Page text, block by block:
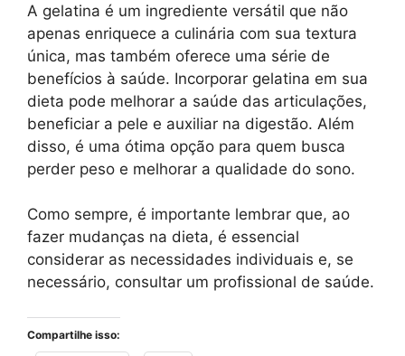
A gelatina é um ingrediente versátil que não
apenas enriquece a culinária com sua textura
única, mas também oferece uma série de
benefícios à saúde. Incorporar gelatina em sua
dieta pode melhorar a saúde das articulações,
beneficiar a pele e auxiliar na digestão. Além
disso, é uma ótima opção para quem busca
perder peso e melhorar a qualidade do sono.
Como sempre, é importante lembrar que, ao
fazer mudanças na dieta, é essencial
considerar as necessidades individuais e, se
necessário, consultar um profissional de saúde.
Compartilhe isso: